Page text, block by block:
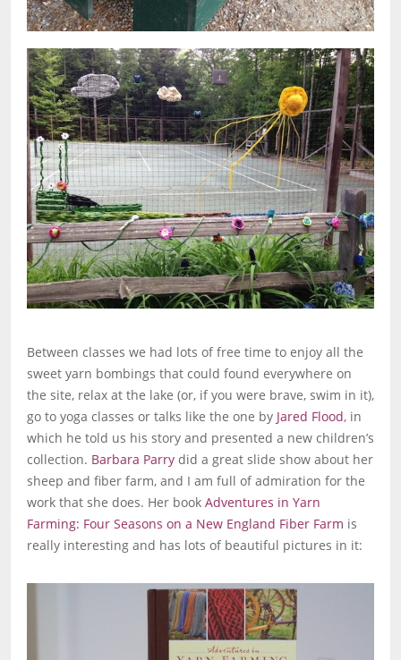
Between classes we had lots of free time to enjoy all the
sweet yarn bombings that could found everywhere on
the site, relax at the lake (or, if you were brave, swim in it),
go to yoga classes or talks like the one by Jared Flood, in
which he told us his story and presented a new children’s
collection. Barbara Parry did a great slide show about her
sheep and fiber farm, and I am full of admiration for the
work that she does. Her book Adventures in Yarn
Farming: Four Seasons on a New England Fiber Farm is
really interesting and has lots of beautiful pictures in it: